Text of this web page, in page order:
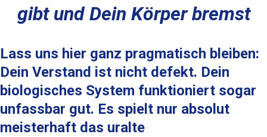
gibt und Dein Körper bremst
Lass uns hier ganz pragmatisch bleiben:
Dein Verstand ist nicht defekt. Dein
biologisches System funktioniert sogar
unfassbar gut. Es spielt nur absolut
meisterhaft das uralte